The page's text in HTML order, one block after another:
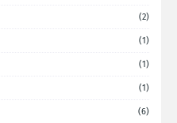
(2)
(1)
(1)
(1)
(6)